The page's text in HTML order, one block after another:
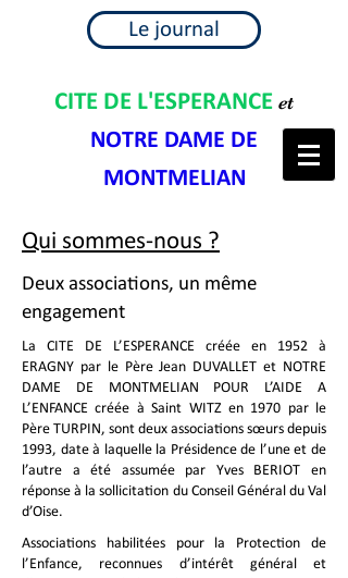
Le journal
CITE DE L'ESPERANCE et
NOTRE DAME DE
MONTMELIAN
Qui sommes-nous ?
Deux associations, un même
engagement
La CITE DE L’ESPERANCE créée en 1952 à
ERAGNY par le Père Jean DUVALLET et NOTRE
DAME DE MONTMELIAN POUR L’AIDE A
L’ENFANCE créée à Saint WITZ en 1970 par le
Père TURPIN, sont deux associations sœurs depuis
1993, date à laquelle la Présidence de l’une et de
l’autre a été assumée par Yves BERIOT en
réponse à la sollicitation du Conseil Général du Val
d’Oise.
Associations habilitées pour la Protection de
l’Enfance, reconnues d’intérêt général et